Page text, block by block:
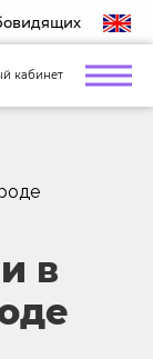
кабинет
в